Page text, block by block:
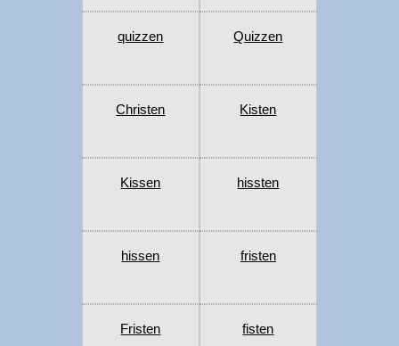
quizzen Quizzen
Christen Kisten
Kissen hissten
hissen fristen
Fristen fisten